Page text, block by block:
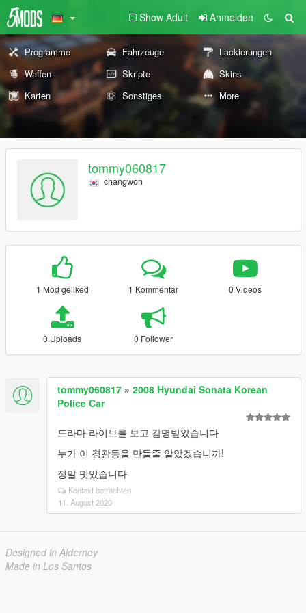
Show Adult Anmelden
Programme Fahrzeuge
Lackierungen
Waffen
Skripte
Skins
Karten
Sonstiges More
tommy060817
changwon
1 Mod geliked 1 Kommentar 0 Videos
0 Uploads 0 Follower
tommy060817 » 2008 Hyundai Sonata Korean
Police Car
드라마 라이브를 보고 감명받았습니다
누가 이 경광등을 만들줄 알았겠습니까!
정말 멋있습니다
Kontext betrachten
11. August 2020
Designed in Alderney
Made in Los Santos